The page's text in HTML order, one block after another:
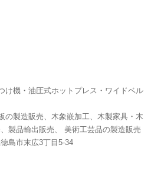
け機・油圧式ホットプレス・ワイドベル
の製造販売、木象嵌加工、木製家具・木
製品輸出販売、 美術工芸品の製造販売
島市末広3丁目5-34